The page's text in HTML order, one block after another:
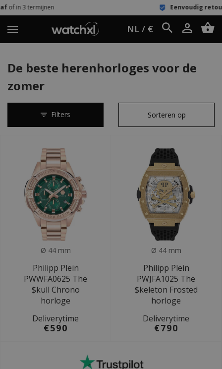
Eenvoudig retour60 dagen
NL / €
De beste herenhorloges voor de
zomer
Filters
Ø 44 mm
Philipp Plein
PWWFA0625 The
$kull Chrono
horloge
Deliverytime
€590
Ø 44 mm
Philipp Plein
PWJFA1025 The
$keleton Frosted
horloge
Deliverytime
€790